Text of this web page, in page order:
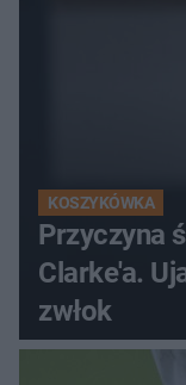
KOSZYKÓWKA
Przyczyna
Clarke'a.
zwłok